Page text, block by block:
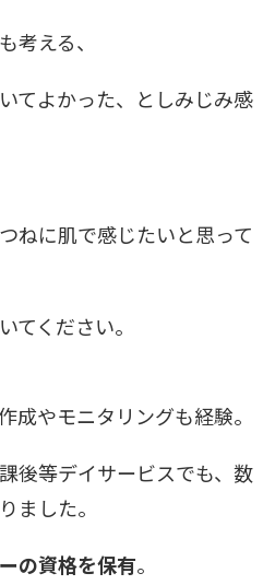
考える、
てよかった、としみじみ感
ねに肌で感じたいと思って
てください。
成やモニタリングも経験。
後等デイサービスでも、数
ました。
の資格を保有。